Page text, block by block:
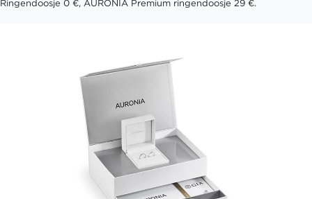
Ringendoosje 0 €, AURONIA Premium ringendoosje 29 €.